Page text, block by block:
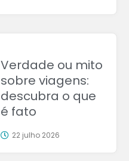
Verdade ou mito
sobre viagens:
descubra o que
é fato
22 julho 2026